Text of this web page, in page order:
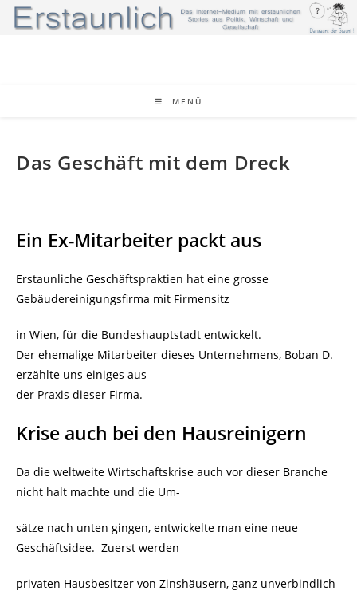
Zum
Inhalt
MENÜ
Das Geschäft mit dem Dreck
Ein Ex-Mitarbeiter packt aus
Erstaunliche Geschäftspraktien hat eine grosse
Gebäudereinigungsfirma mit Firmensitz
in Wien, für die Bundeshauptstadt entwickelt.
Der ehemalige Mitarbeiter dieses Unternehmens, Boban D.
erzählte uns einiges aus
der Praxis dieser Firma.
Krise auch bei den Hausreinigern
Da die weltweite Wirtschaftskrise auch vor dieser Branche
nicht halt machte und die Um-
sätze nach unten gingen, entwickelte man eine neue
Geschäftsidee. Zuerst werden
privaten Hausbesitzer von Zinshäusern, ganz unverbindlich